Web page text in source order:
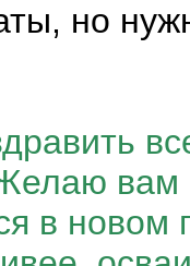
но
вам
в